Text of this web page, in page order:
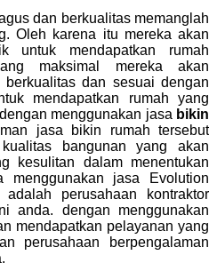
dan berkualitas memanglah
Oleh karena itu mereka akan
untuk mendapatkan rumah
maksimal mereka akan
dan sesuai dengan
mendapatkan rumah yang
menggunakan jasa bikin
jasa bikin rumah tersebut
bangunan yang akan
kesulitan dalam menentukan
jasa Evolution
perusahaan kontraktor
anda. dengan menggunakan
mendapatkan pelayanan yang
perusahaan berpengalaman